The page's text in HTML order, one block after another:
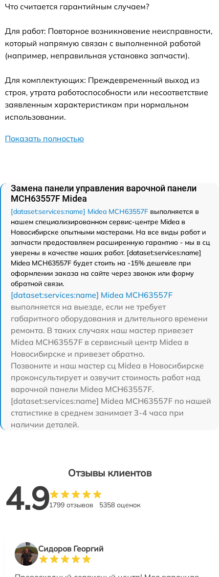
Что считается гарантийным случаем?
Для работ: Повторное возникновение неисправности,
который напрямую связан с выполненной работой
(например, неправильная установка запчасти).
Для комплектующих: Преждевременный выход из
строя, утрата работоспособности или несоответствие
заявленным характеристикам при нормальном
использовании.
Показать полностью
Замена панели управления варочной панели
MCH63557F Midea
[dataset:services:name] Midea MCH63557F выполняется в
нашем специализированном сервис-центре Midea в
Новосибирске опытными мастерами. На все виды работ и
запчасти предоставляем расширенную гарантию - мы в сц
уверены в качестве наших работ. [dataset:services:name]
Midea MCH63557F будет стоить на -15% дешевле при
оформлении заказа на сайте через звонок или форму
обратной связи.
[dataset:services:name] Midea MCH63557F
выполняется на выезде, если не требует
габаритного оборудования и длительного времени
ремонта. В таких случаях наш мастер привезет
Midea MCH63557F в сервисный центр Midea в
Новосибирске и привезет обратно.
Позвоните и наш мастер сц Midea в Новосибирске
проконсультирует и озвучит стоимость работ над
варочной панели Midea MCH63557F.
[dataset:services:name] Midea MCH63557F по нашей
статистике в среднем занимает 3-4 часа при
наличии деталей.
Отзывы клиентов
4.91799 отзывов 5358 оценок
Сидоров Георгий